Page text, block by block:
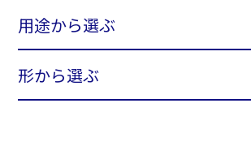
用途から選ぶ
形から選ぶ